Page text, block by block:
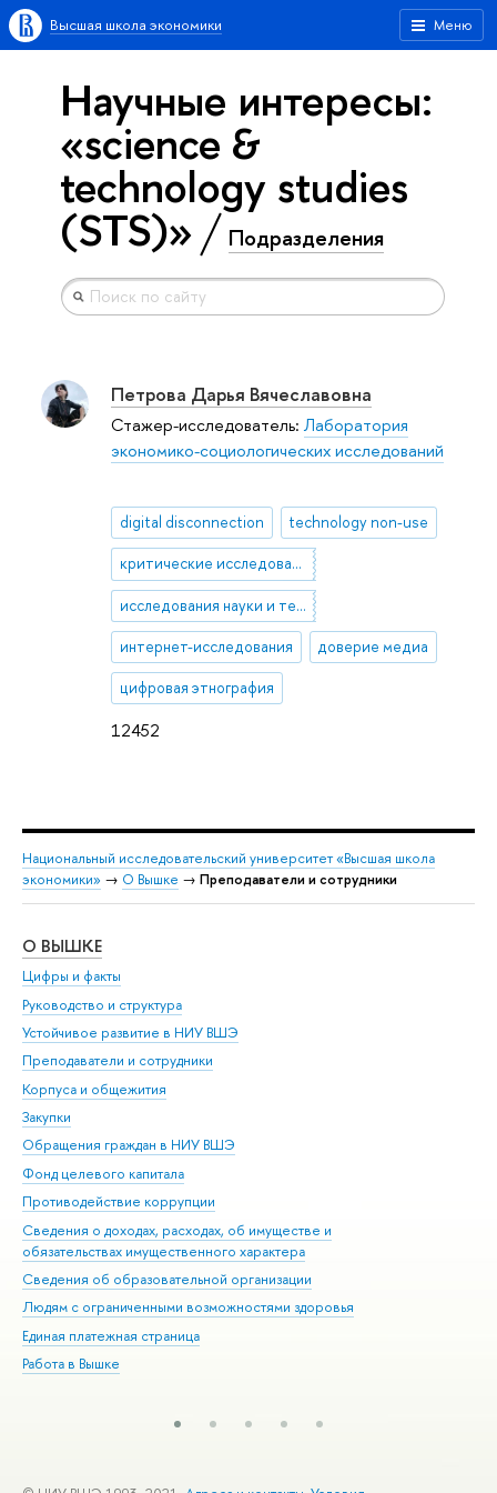
Меню
Высшая школа экономики
Научные интересы:
«science &
technology studies
(STS)» Подразделения
12452
Петрова Дарья Вячеславовна
Стажер-исследователь: Лаборатория
экономико-социологических исследований
digital disconnection technology non-use
критические исследования медиа
исследования науки и технологий (STS)
интернет-исследования доверие медиа
цифровая этнография
Национальный исследовательский университет «Высшая школа
экономики» → О Вышке → Преподаватели и сотрудники
О ВЫШКЕ
Цифры и факты
Руководство и структура
Устойчивое развитие в НИУ ВШЭ
Преподаватели и сотрудники
Корпуса и общежития
Закупки
Обращения граждан в НИУ ВШЭ
Фонд целевого капитала
Противодействие коррупции
Сведения о доходах, расходах, об имуществе и
обязательствах имущественного характера
Сведения об образовательной организации
Людям с ограниченными возможностями здоровья
Единая платежная страница
Работа в Вышке